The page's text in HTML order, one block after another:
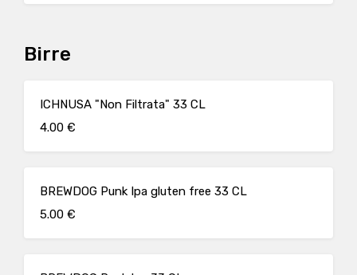
Birre
ICHNUSA "Non Filtrata" 33 CL
4.00 €
BREWDOG Punk Ipa gluten free 33 CL
5.00 €